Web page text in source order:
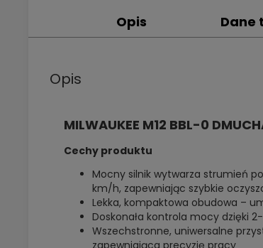
Opis Dane
Opis
MILWAUKEE M12 BBL-0
Cechy produktu
Mocny silnik wytwarza strumień
km/h, zapewniając szybkie
Lekka, kompaktowa obudowa –
Doskonała kontrola mocy dzięki
Wszechstronne, uniwersalne
zapewniająca precyzję pracy